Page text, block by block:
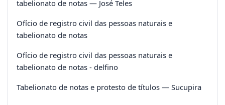
tabelionato de notas — José Teles
Ofício de registro civil das pessoas naturais e
tabelionato de notas
Ofício de registro civil das pessoas naturais e
tabelionato de notas - delfino
Tabelionato de notas e protesto de títulos — Sucupira